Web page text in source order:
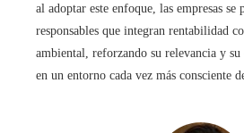
al adoptar este enfoque, las empresas se
responsables que integran rentabilidad
ambiental, reforzando su relevancia y su
en un entorno cada vez más consciente